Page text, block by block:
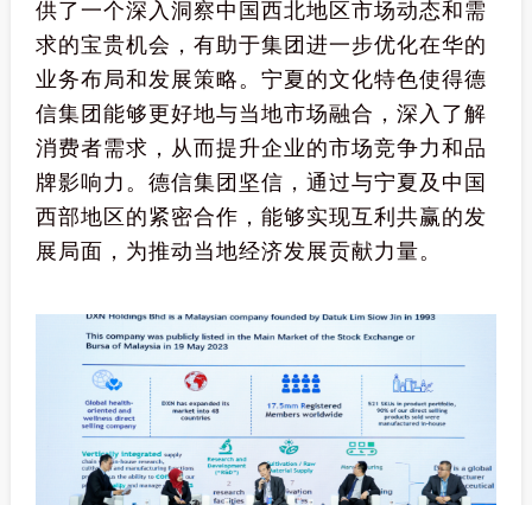
供了一个深入洞察中国西北地区市场动态和需
求的宝贵机会，有助于集团进一步优化在华的
业务布局和发展策略。宁夏的文化特色使得德
信集团能够更好地与当地市场融合，深入了解
消费者需求，从而提升企业的市场竞争力和品
牌影响力。德信集团坚信，通过与宁夏及中国
西部地区的紧密合作，能够实现互利共赢的发
展局面，为推动当地经济发展贡献力量。